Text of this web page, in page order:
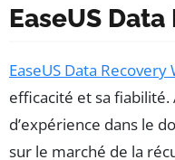
EaseUS
EaseUS Data Recovery
efficacité et sa fiabilité.
d’expérience dans le
sur le marché de la